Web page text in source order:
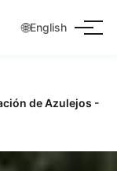
🌐English
de Azulejos -